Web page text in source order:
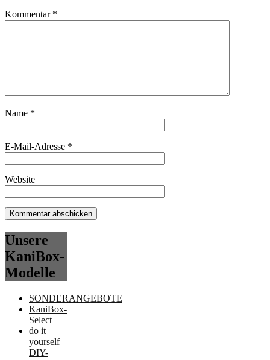
Kommentar *
Name *
E-Mail-Adresse *
Website
Unsere
KaniBox-
Modelle
SONDERANGEBOTE
KaniBox-
Select
do it
yourself
DIY-